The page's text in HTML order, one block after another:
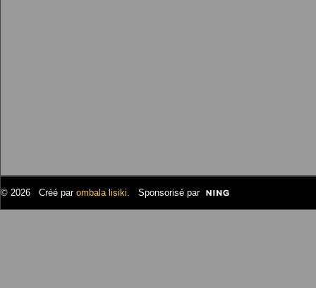
© 2026 Créé par ombala lisiki. Sponsorisé par